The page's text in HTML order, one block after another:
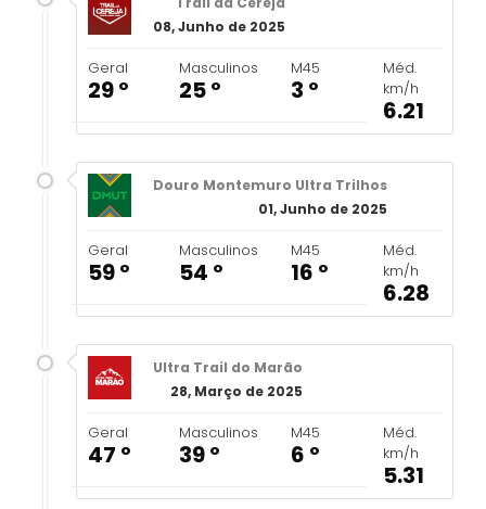
08, Junho de 2025
Geral
29 º
Masculinos
25 º
M45
3 º
Méd.
km/h
6.21
Douro Montemuro Ultra Trilhos
01, Junho de 2025
Geral
59 º
Masculinos
54 º
M45
16 º
Méd.
km/h
6.28
Ultra Trail do Marão
28, Março de 2025
Geral
47 º
Masculinos
39 º
M45
6 º
Méd.
km/h
5.31